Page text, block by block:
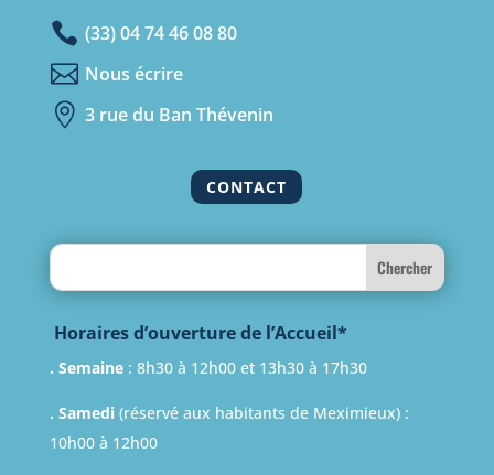
 (33) 04 74 46 08 80
 Nous écrire
 3 rue du Ban Thévenin
CONTACT
Search
Horaires d’ouverture de l’Accueil*
. Semaine: 8h30 à 12h00 et 13h30 à 17h30
. Samedi(réservé aux habitants de Meximieux) :
10h00 à 12h00